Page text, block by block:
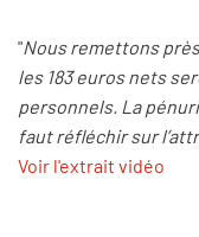
"Nous remettons
les 183 euros nets
personnels. La
faut réfléchir sur
Voir l'extrait vidéo